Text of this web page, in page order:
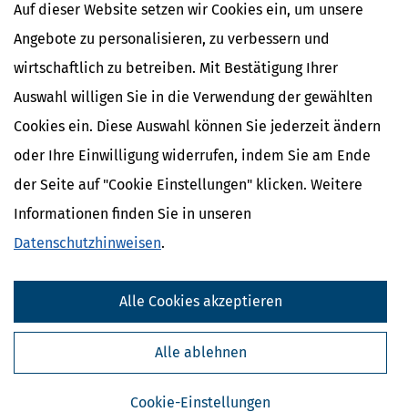
Auf dieser Website setzen wir Cookies ein, um unsere
Angebote zu personalisieren, zu verbessern und
wirtschaftlich zu betreiben. Mit Bestätigung Ihrer
Auswahl willigen Sie in die Verwendung der gewählten
Cookies ein. Diese Auswahl können Sie jederzeit ändern
oder Ihre Einwilligung widerrufen, indem Sie am Ende
der Seite auf "Cookie Einstellungen" klicken. Weitere
Informationen finden Sie in unseren
Datenschutzhinweisen.
Cookie-Einstellungen
Alle ablehnen
Alle Cookies akzeptieren
Kostenlose Steuertipps & News
Ja, ich möchte die kostenlosen Newsletter
von Steuertipps abonnieren. Die
habe ich gelesen.